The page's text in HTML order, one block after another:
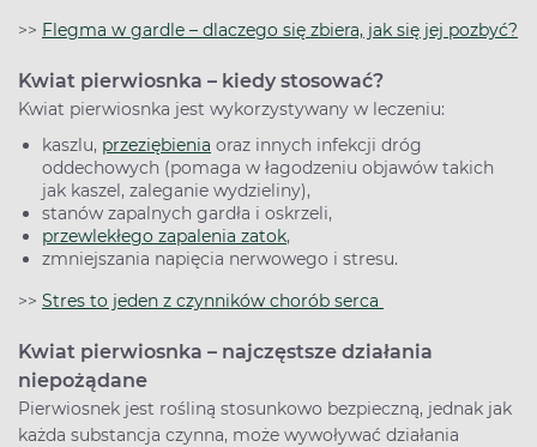
>> Flegma w gardle – dlaczego się zbiera, jak się jej pozbyć?
Kwiat pierwiosnka – kiedy stosować?
Kwiat pierwiosnka jest wykorzystywany w leczeniu:
kaszlu, przeziębienia oraz innych infekcji dróg
oddechowych (pomaga w łagodzeniu objawów takich
jak kaszel, zaleganie wydzieliny),
stanów zapalnych gardła i oskrzeli,
przewlekłego zapalenia zatok,
zmniejszania napięcia nerwowego i stresu.
>> Stres to jeden z czynników chorób serca
Kwiat pierwiosnka – najczęstsze działania
niepożądane
Pierwiosnek jest rośliną stosunkowo bezpieczną, jednak jak
każda substancja czynna, może wywoływać działania